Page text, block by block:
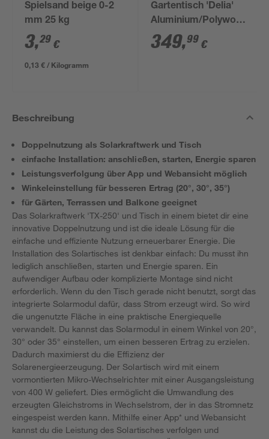
Spielsand beige 0-2
mm 25 kg
3,29 €
0,13 € / Kilogramm
Gartentisch 'Delia'
Aluminium/Polywood
94 x 74 x 210 cm
349,99 €
Beschreibung
Doppelnutzung als Solarkraftwerk und Tisch
einfache Installation: anschließen, starten, Energie sparen
Leistungsverfolgung über App und Webansicht möglich
Winkeleinstellung für besseren Ertrag (20°, 30°, 35°)
für Gärten, Terrassen und Balkone geeignet
Das Solarkraftwerk 'TX-250' und Tisch in einem bietet dir eine
innovative Doppelnutzung und ist die ideale Lösung für die
einfache und effiziente Nutzung erneuerbarer Energie. Die
Installation des Solartisches ist denkbar einfach: Du musst ihn
lediglich anschließen, starten und Energie sparen. Ein
aufwendiger Aufbau oder komplizierte Montage sind nicht
erforderlich. Wenn du den Tisch gerade nicht benutzt, sorgt das
integrierte Solarmodul dafür, dass Strom erzeugt wird. So wird
die ungenutzte Fläche in eine praktische Energiequelle
verwandelt. Du kannst das Solarmodul in einem Winkel von 20°,
30° oder 35° einstellen, um einen besseren Ertrag zu erzielen.
Dadurch maximierst du die Effizienz der
Solarenergieerzeugung. Der Solartisch wird mit einem
vormontierten Mikro-Wechselrichter mit einer Ausgangsleistung
von 400 W geliefert. Dies ermöglicht die Umwandlung des
erzeugten Gleichstroms in Wechselstrom, der in das Stromnetz
eingespeist werden kann. Mithilfe einer App* und Webansicht
kannst du die Leistung des Solartisches verfolgen und